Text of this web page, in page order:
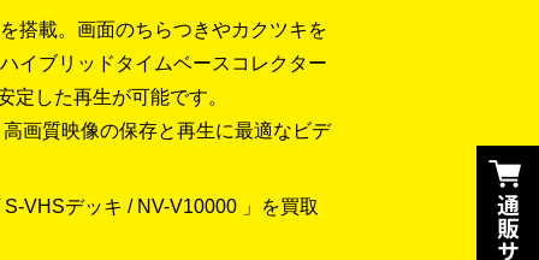
搭載。画面のちらつきやカクツキを
イブリッドタイムベースコレクター
定した再生が可能です。
画質映像の保存と再生に最適なビデ
VHSデッキ / NV-V10000 」を買取